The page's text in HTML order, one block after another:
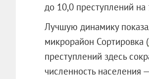
до 10,0 преступлений на
Лучшую динамику
микрорайон Сортировка (
преступлений здесь
численность населения